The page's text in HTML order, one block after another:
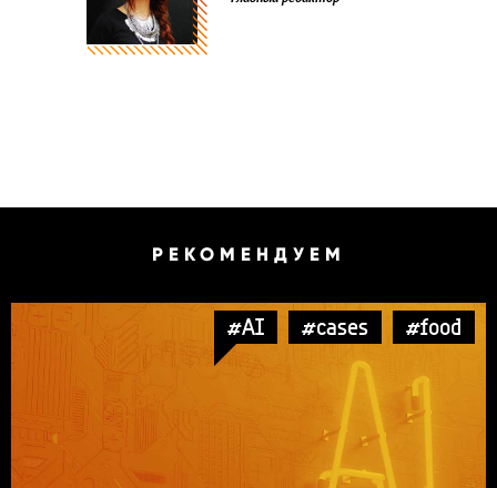
РЕКОМЕНДУЕМ
#AI #cases #food